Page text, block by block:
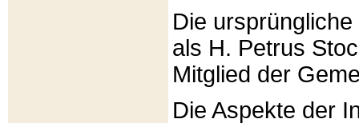
Die
als H. Petrus
Mitglied der
Die Aspekte der